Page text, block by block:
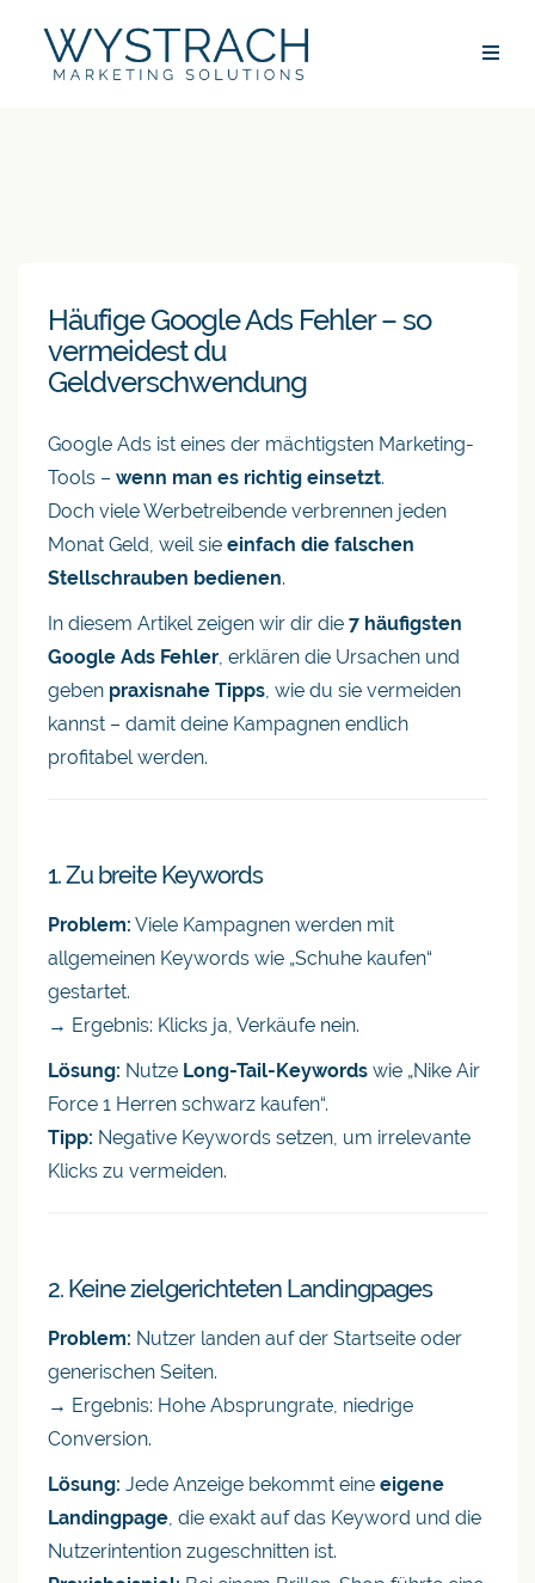
Häufige Google Ads Fehler – so
vermeidest du
Geldverschwendung
Google Ads ist eines der mächtigsten Marketing-
Tools – wenn man es richtig einsetzt.
Doch viele Werbetreibende verbrennen jeden
Monat Geld, weil sie einfach die falschen
Stellschrauben bedienen.
In diesem Artikel zeigen wir dir die 7 häufigsten
Google Ads Fehler, erklären die Ursachen und
geben praxisnahe Tipps, wie du sie vermeiden
kannst – damit deine Kampagnen endlich
profitabel werden.
1. Zu breite Keywords
Problem: Viele Kampagnen werden mit
allgemeinen Keywords wie „Schuhe kaufen“
gestartet.
→ Ergebnis: Klicks ja, Verkäufe nein.
Lösung: Nutze Long-Tail-Keywords wie „Nike Air
Force 1 Herren schwarz kaufen“.
Tipp: Negative Keywords setzen, um irrelevante
Klicks zu vermeiden.
2. Keine zielgerichteten Landingpages
Problem: Nutzer landen auf der Startseite oder
generischen Seiten.
→ Ergebnis: Hohe Absprungrate, niedrige
Conversion.
Lösung: Jede Anzeige bekommt eine eigene
Landingpage, die exakt auf das Keyword und die
Nutzerintention zugeschnitten ist.